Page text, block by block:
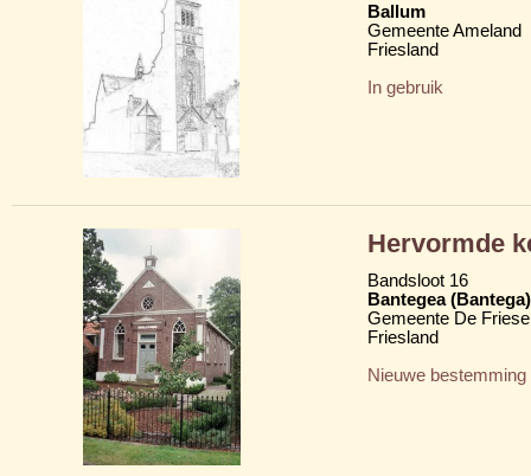
Ballum
Gemeente Ameland
Friesland
In gebruik
Hervormde
Bandsloot 16
Bantegea (Bantega)
Gemeente De
Friesland
Nieuwe bestemming